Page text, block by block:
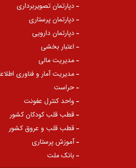
دپارتمان تصویربرداری
دپارتمان پرستاری
دپارتمان دارویی
اعتبار بخشی
مدیریت مالی
مدیریت آمار و فناوری
حراست
واحد کنترل عفونت
قطب قلب کودکان کشور
قطب قلب و عروق کشور
آموزش پرستاری
بانک ملت